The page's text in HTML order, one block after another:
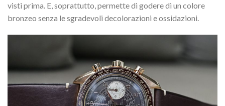
visti prima. E, soprattutto, permette di godere di un colore
bronzeo senza le sgradevoli decolorazioni e ossidazioni.